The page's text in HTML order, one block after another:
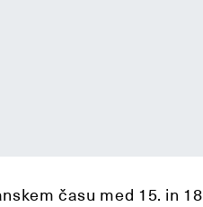
času med 15. in